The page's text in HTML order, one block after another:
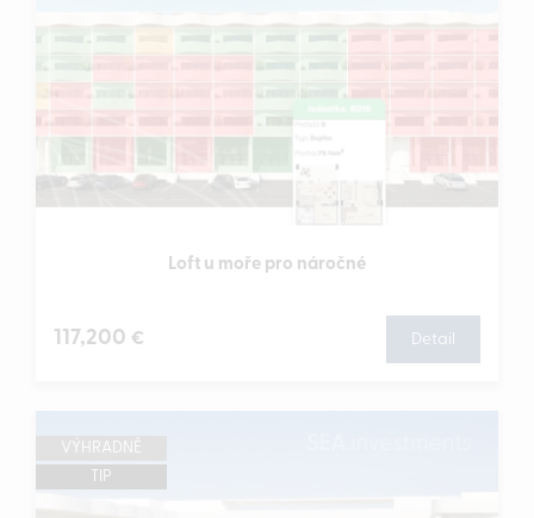
Loft u moře pro náročné
117,200 € Detail
VÝHRADNĚ
TIP